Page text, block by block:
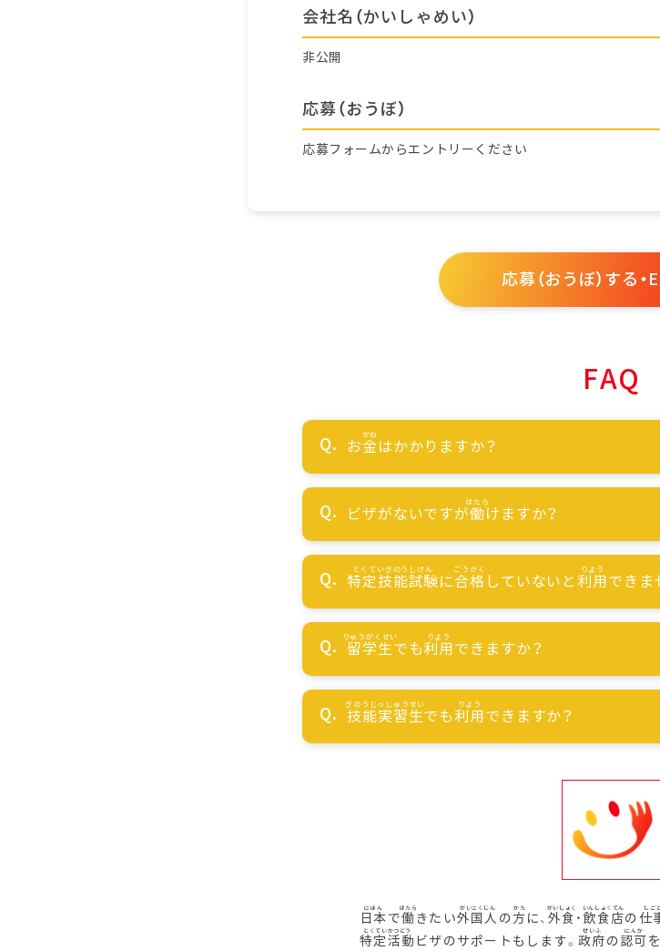
会社名（かいしゃめい）
非公開
応募（おうぼ）
応募フォームからエントリーください
応募（おうぼ）する・
FAQ
お金はかかりますか？
ビザがないですが働けますか？
特定技能試験に合格 していないと利用できま
留学生でも利用できますか？
技能実習生でも利用できますか？
日本で働きたい外国人 の方に、 外食 ・ 飲食店の 仕
特定活動 ビザのサポートもします。政府の 認可を